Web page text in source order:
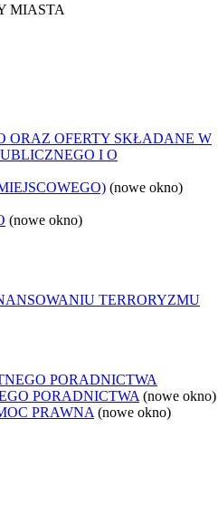
MIASTA
ORAZ OFERTY SKŁADANE W
I O
(nowe okno)
(nowe okno)
TERRORYZMU
PORADNICTWA
PORADNICTWA (nowe okno)
PRAWNA (nowe okno)